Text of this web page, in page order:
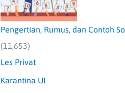
Pengertian, Rumus, dan Contoh
(11,653)
Les Privat
Karantina UI